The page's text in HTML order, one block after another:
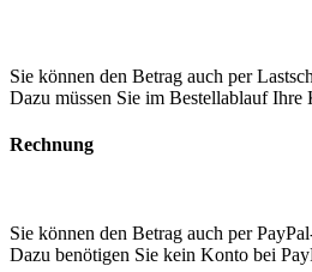
Sie können den Betrag auch per
Dazu müssen Sie im Bestellablauf Ihre
Rechnung
Sie können den Betrag auch per
Dazu benötigen Sie kein Konto bei